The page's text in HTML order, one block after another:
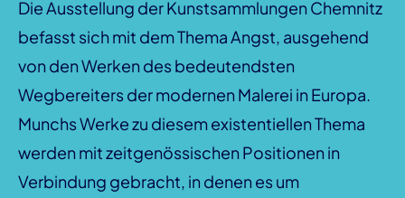
Die Ausstellung der Kunstsammlungen Chemnitz
befasst sich mit dem Thema Angst, ausgehend
von den Werken des bedeutendsten
Wegbereiters der modernen Malerei in Europa.
Munchs Werke zu diesem existentiellen Thema
werden mit zeitgenössischen Positionen in
Verbindung gebracht, in denen es um